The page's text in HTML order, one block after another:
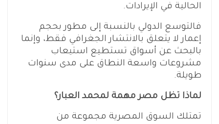
الحالية في الإيرادات.
فالتوسع الدولي بالنسبة إلى مطور بحجم
إعمار لا يتعلق بالانتشار الجغرافي فقط، وإنما
بالبحث عن أسواق تستطيع استيعاب
مشروعات واسعة النطاق على مدى سنوات
طويلة.
لماذا تظل مصر مهمة لمحمد العبار؟
تمتلك السوق المصرية مجموعة من